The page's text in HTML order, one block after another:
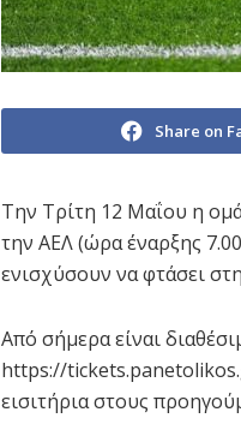
Share on
Την Τρίτη 12 Μαΐου η
την ΑΕΛ (ώρα έναρξης
ενισχύσουν να φτάσει
Από σήμερα είναι
https://
εισιτήρια στους